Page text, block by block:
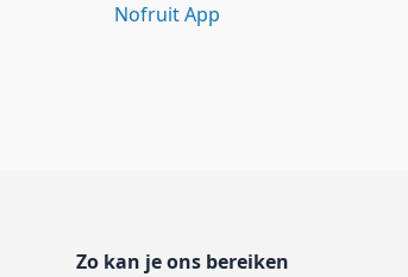
Nofruit App
Zo kan je ons bereiken